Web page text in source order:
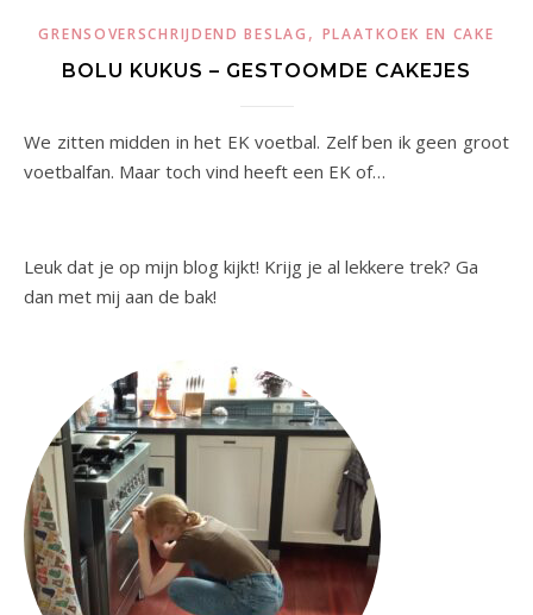
GRENSOVERSCHRIJDEND BESLAG , PLAATKOEK EN CAKE
BOLU KUKUS – GESTOOMDE CAKEJES
We zitten midden in het EK voetbal. Zelf ben ik geen groot
voetbalfan. Maar toch vind heeft een EK of…
Leuk dat je op mijn blog kijkt! Krijg je al lekkere trek? Ga
dan met mij aan de bak!